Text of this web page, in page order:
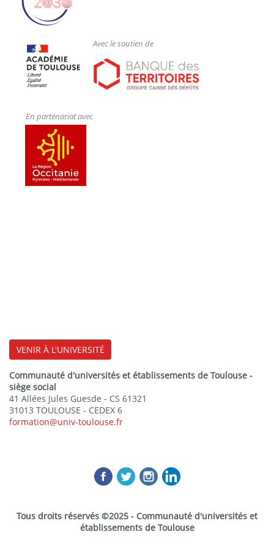
Chimie et procédés, catalyse basique (Lurgi),
Le biogaz :
- Généralités et Production : Biogaz, GNV, Biogaz-
- Transformations biologiques et Procédés
- Bilans environnementaux et économique en
comparaison des autres utilisations
Les piles enzymatiques
- Production d’hydrogène par électrolyse
microbienne
Le rôle de la recherche dans la production et
- Introduction sur les enjeux des filières
- Le rôle de la recherche pour la production de
Avec le soutien de
En partenariat avec
VENIR À L'UNIVERSITÉ
Communauté d'universités et établissements de Toulouse -
siège social
41 Allées Jules Guesde - CS 61321
31013 TOULOUSE - CEDEX 6
formation@univ-toulouse.fr
Tous droits réservés ©2025 - Communauté d'universités et
établissements de Toulouse